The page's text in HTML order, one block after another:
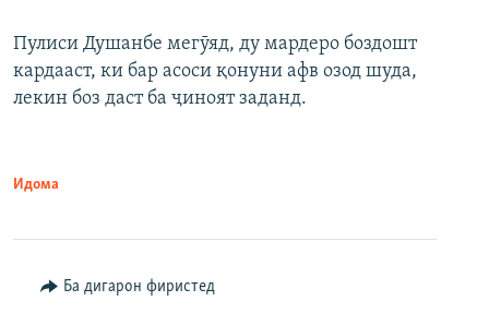
Пулиси Душанбе мегӯяд, ду мардеро боздошт
кардааст, ки бар асоси қонуни афв озод шуда,
лекин боз даст ба ҷиноят заданд.
Идома
Ба дигарон фиристед